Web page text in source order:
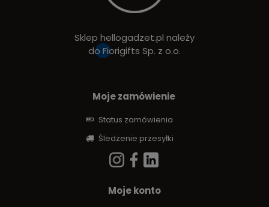
Sklep hellogadzet.pl należy
do Fiorigifts Sp. z o.o.
Moje zamówienie
Status zamówienia
Śledzenie przesyłki
Moje konto